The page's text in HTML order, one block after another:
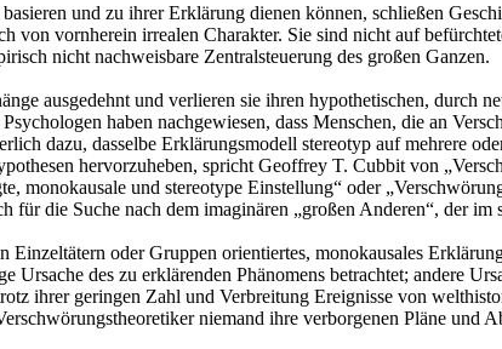
und zu ihrer Erklärung dienen können, schließen
von vornherein irrealen Charakter. Sie sind nicht auf
nicht nachweisbare Zentralsteuerung des großen Ganzen.
ausgedehnt und verlieren sie ihren hypothetischen, durch
haben nachgewiesen, dass Menschen, die an
dazu, dasselbe Erklärungsmodell stereotyp auf mehrere
hervorzuheben, spricht Geoffrey T. Cubbit von
monokausale und stereotype Einstellung“ oder
für die Suche nach dem imaginären „großen Anderen“, der
oder Gruppen orientiertes, monokausales
des zu erklärenden Phänomens betrachtet; andere
ihrer geringen Zahl und Verbreitung Ereignisse von
niemand ihre verborgenen Pläne und